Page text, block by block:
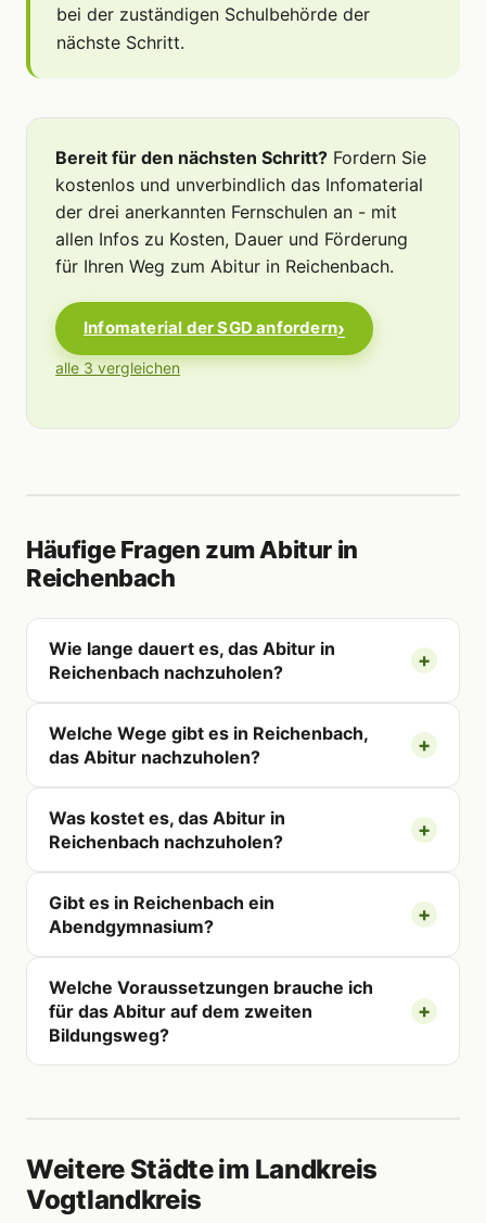
bei der zuständigen Schulbehörde der
nächste Schritt.
Bereit für den nächsten Schritt? Fordern Sie
kostenlos und unverbindlich das Infomaterial
der drei anerkannten Fernschulen an - mit
allen Infos zu Kosten, Dauer und Förderung
für Ihren Weg zum Abitur in Reichenbach.
Infomaterial der SGD anfordern
alle 3 vergleichen
Häufige Fragen zum Abitur in
Reichenbach
Wie lange dauert es, das Abitur in
Reichenbach nachzuholen?
Welche Wege gibt es in Reichenbach,
das Abitur nachzuholen?
Was kostet es, das Abitur in
Reichenbach nachzuholen?
Gibt es in Reichenbach ein
Abendgymnasium?
Welche Voraussetzungen brauche ich
für das Abitur auf dem zweiten
Bildungsweg?
Weitere Städte im Landkreis
Vogtlandkreis